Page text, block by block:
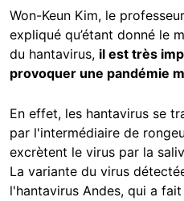
Won-Keun Kim, le
expliqué qu’étant donné le
du hantavirus, il est très
provoquer une pandémie
En effet, les hantavirus se
par l'intermédiaire de
excrètent le virus par la
La variante du virus
l'hantavirus Andes, qui a